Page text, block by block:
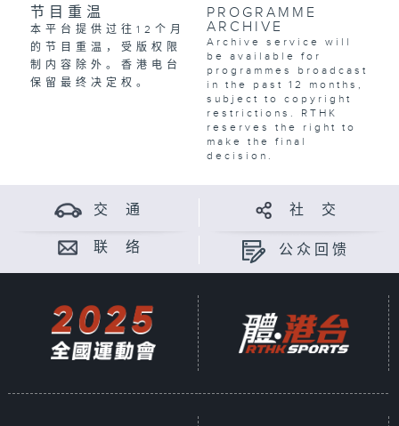
节目重温
本平台提供过往12个月
的节目重温，受版权限
制内容除外。香港电台
保留最终决定权。
PROGRAMME
ARCHIVE
Archive service will
be available for
programmes broadcast
in the past 12 months,
subject to copyright
restrictions. RTHK
reserves the right to
make the final
decision.
交 通 社 交
联 络 公众回馈